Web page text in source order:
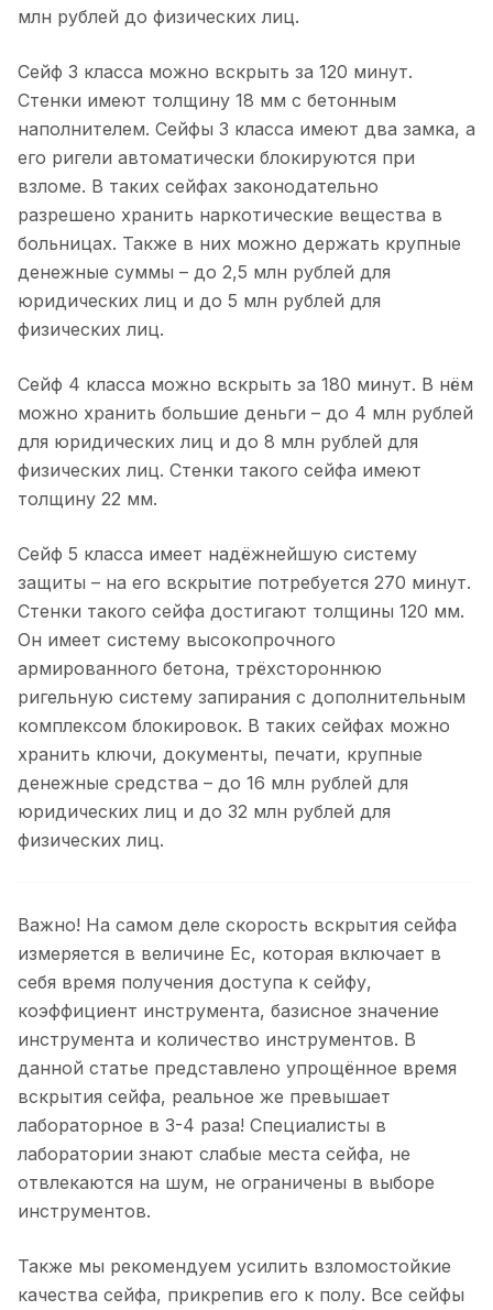
млн рублей до физических лиц.
Сейф 3 класса можно вскрыть за 120 минут.
Стенки имеют толщину 18 мм с бетонным
наполнителем. Сейфы 3 класса имеют два замка, а
его ригели автоматически блокируются при
взломе. В таких сейфах законодательно
разрешено хранить наркотические вещества в
больницах. Также в них можно держать крупные
денежные суммы – до 2,5 млн рублей для
юридических лиц и до 5 млн рублей для
физических лиц.
Сейф 4 класса можно вскрыть за 180 минут. В нём
можно хранить большие деньги – до 4 млн рублей
для юридических лиц и до 8 млн рублей для
физических лиц. Стенки такого сейфа имеют
толщину 22 мм.
Сейф 5 класса имеет надёжнейшую систему
защиты – на его вскрытие потребуется 270 минут.
Стенки такого сейфа достигают толщины 120 мм.
Он имеет систему высокопрочного
армированного бетона, трёхстороннюю
ригельную систему запирания с дополнительным
комплексом блокировок. В таких сейфах можно
хранить ключи, документы, печати, крупные
денежные средства – до 16 млн рублей для
юридических лиц и до 32 млн рублей для
физических лиц.
Важно! На самом деле скорость вскрытия сейфа
измеряется в величине Ес, которая включает в
себя время получения доступа к сейфу,
коэффициент инструмента, базисное значение
инструмента и количество инструментов. В
данной статье представлено упрощённое время
вскрытия сейфа, реальное же превышает
лабораторное в 3-4 раза! Специалисты в
лаборатории знают слабые места сейфа, не
отвлекаются на шум, не ограничены в выборе
инструментов.
Также мы рекомендуем усилить взломостойкие
качества сейфа, прикрепив его к полу. Все сейфы